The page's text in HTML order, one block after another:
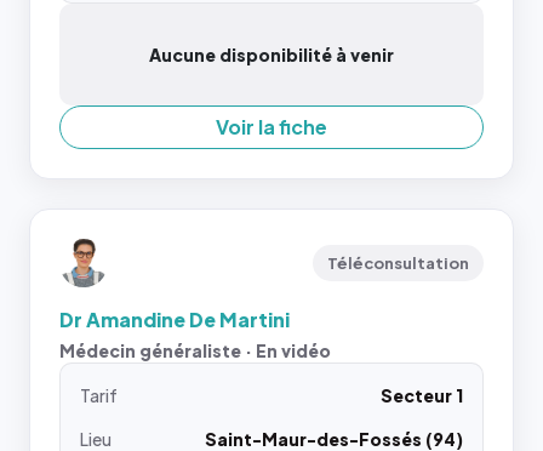
Aucune disponibilité à venir
Voir la fiche
Téléconsultation
Dr Amandine De Martini
Médecin généraliste · En vidéo
Tarif
Secteur 1
Lieu
Saint-Maur-des-Fossés (94)